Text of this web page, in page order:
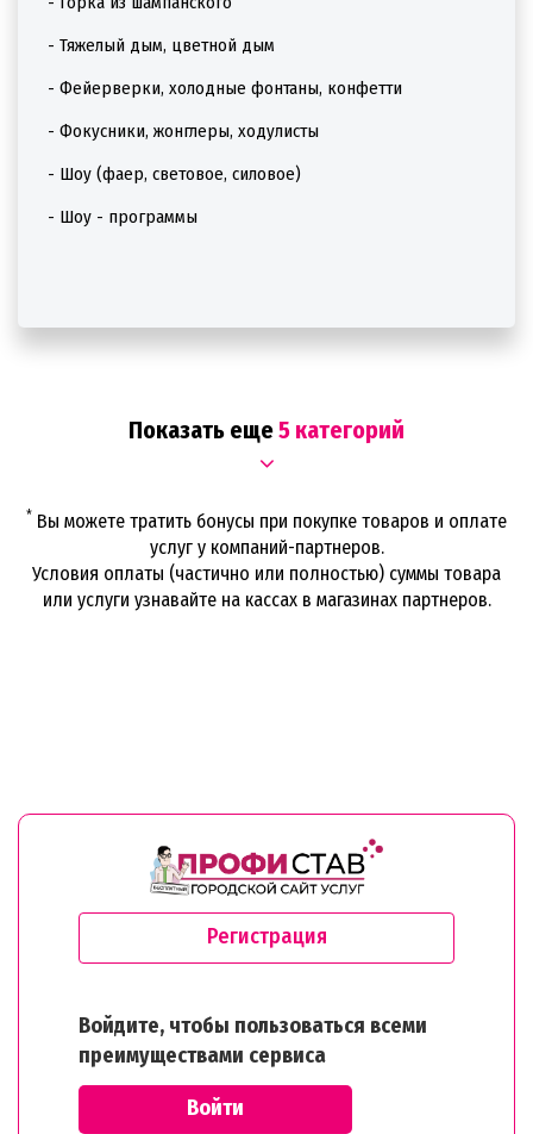
- Тяжелый дым, цветной дым
- Фейерверки, холодные фонтаны, конфетти
- Фокусники, жонглеры, ходулисты
- Шоу (фаер, световое, силовое)
- Шоу - программы
Показать еще5 категорий
* Вы можете тратить бонусы при покупке товаров и оплате
услуг у компаний-партнеров.
Условия оплаты (частично или полностью) суммы товара
или услуги узнавайте на кассах в магазинах партнеров.
Регистрация
Войдите, чтобы пользоваться всеми
преимуществами сервиса
Войти